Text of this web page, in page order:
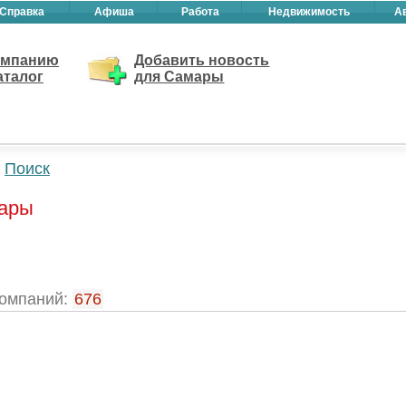
Справка Афиша Работа Недвижимость
Добавить новость
для Самары
Поиск
676